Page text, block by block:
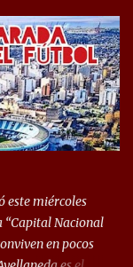
y, por el otro, el
de diciembre de
pueden
a Racing por 2 a
a su eterno
del campeonato,
la violencia no
torneos. En la
este miércoles
“Capital Nacional
en pocos